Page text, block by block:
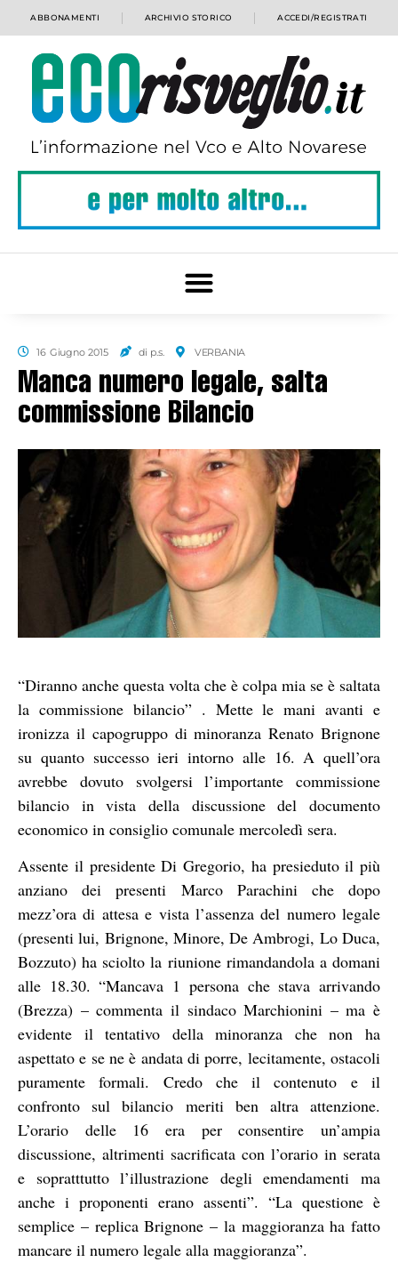
ABBONAMENTI ARCHIVIO STORICO ACCEDI/REGISTRATI
16 Giugno 2015 di p.s. VERBANIA
Manca numero legale, salta
commissione Bilancio
“Diranno anche questa volta che è colpa mia se è saltata
la commissione bilancio” . Mette le mani avanti e
ironizza il capogruppo di minoranza Renato Brignone
su quanto successo ieri intorno alle 16. A quell’ora
avrebbe dovuto svolgersi l’importante commissione
bilancio in vista della discussione del documento
economico in consiglio comunale mercoledì sera.
Assente il presidente Di Gregorio, ha presieduto il più
anziano dei presenti Marco Parachini che dopo
mezz’ora di attesa e vista l’assenza del numero legale
(presenti lui, Brignone, Minore, De Ambrogi, Lo Duca,
Bozzuto) ha sciolto la riunione rimandandola a domani
alle 18.30. “Mancava 1 persona che stava arrivando
(Brezza) – commenta il sindaco Marchionini – ma è
evidente il tentativo della minoranza che non ha
aspettato e se ne è andata di porre, lecitamente, ostacoli
puramente formali. Credo che il contenuto e il
confronto sul bilancio meriti ben altra attenzione.
L’orario delle 16 era per consentire un’ampia
discussione, altrimenti sacrificata con l’orario in serata
e sopratttutto l’illustrazione degli emendamenti ma
anche i proponenti erano assenti”. “La questione è
semplice – replica Brignone – la maggioranza ha fatto
mancare il numero legale alla maggioranza”.